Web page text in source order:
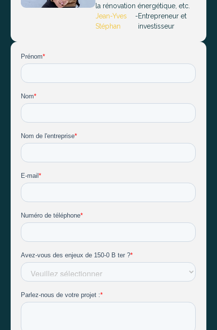
la rénovation énergétique, etc.
Jean-Yves
Stéphan
-Entrepreneur et
investisseur